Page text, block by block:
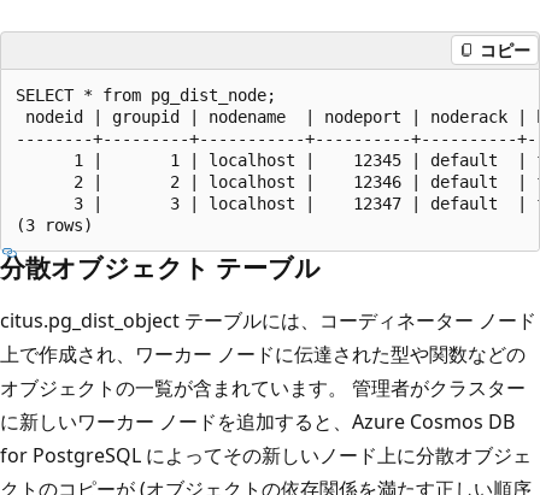
コピー
SELECT * from pg_dist_node;
nodeid | groupid | nodename  | nodeport | noderack
--------+---------+-----------+----------+----------
1 |       1 | localhost |    12345 | default
2 |       2 | localhost |    12346 | default
3 |       3 | localhost |    12347 | default
分散オブジェクト テーブル
citus.pg_dist_object テーブルには、コーディネーター ノード
上で作成され、ワーカー ノードに伝達された型や関数などの
オブジェクトの一覧が含まれています。 管理者がクラスター
に新しいワーカー ノードを追加すると、Azure Cosmos DB
for PostgreSQL によってその新しいノード上に分散オブジェ
クトのコピーが (オブジェクトの依存関係を満たす正しい順序